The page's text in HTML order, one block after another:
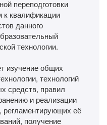
переподготовки
к квалификации
данного
технологии.
изучение общих
технологий
средств, правил
и реализации
регламентирующих её
получение